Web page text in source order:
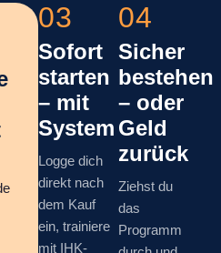
03
Sofort
starten
– mit
System
Logge dich
direkt nach
dem Kauf
ein, trainiere
mit IHK-
04
Sicher
bestehen
– oder
Geld
zurück
Ziehst du
das
Programm